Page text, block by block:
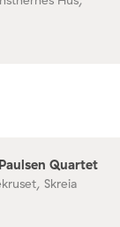
Quartet
Skreia